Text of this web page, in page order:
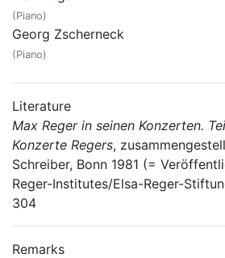
(Piano)
Georg Zscherneck
(Piano)
Literature
Max Reger in seinen Konzerten.
Konzerte Regers,
Schreiber, Bonn 1981 (=
Reger-Institutes/Elsa-Reger-
304
Remarks